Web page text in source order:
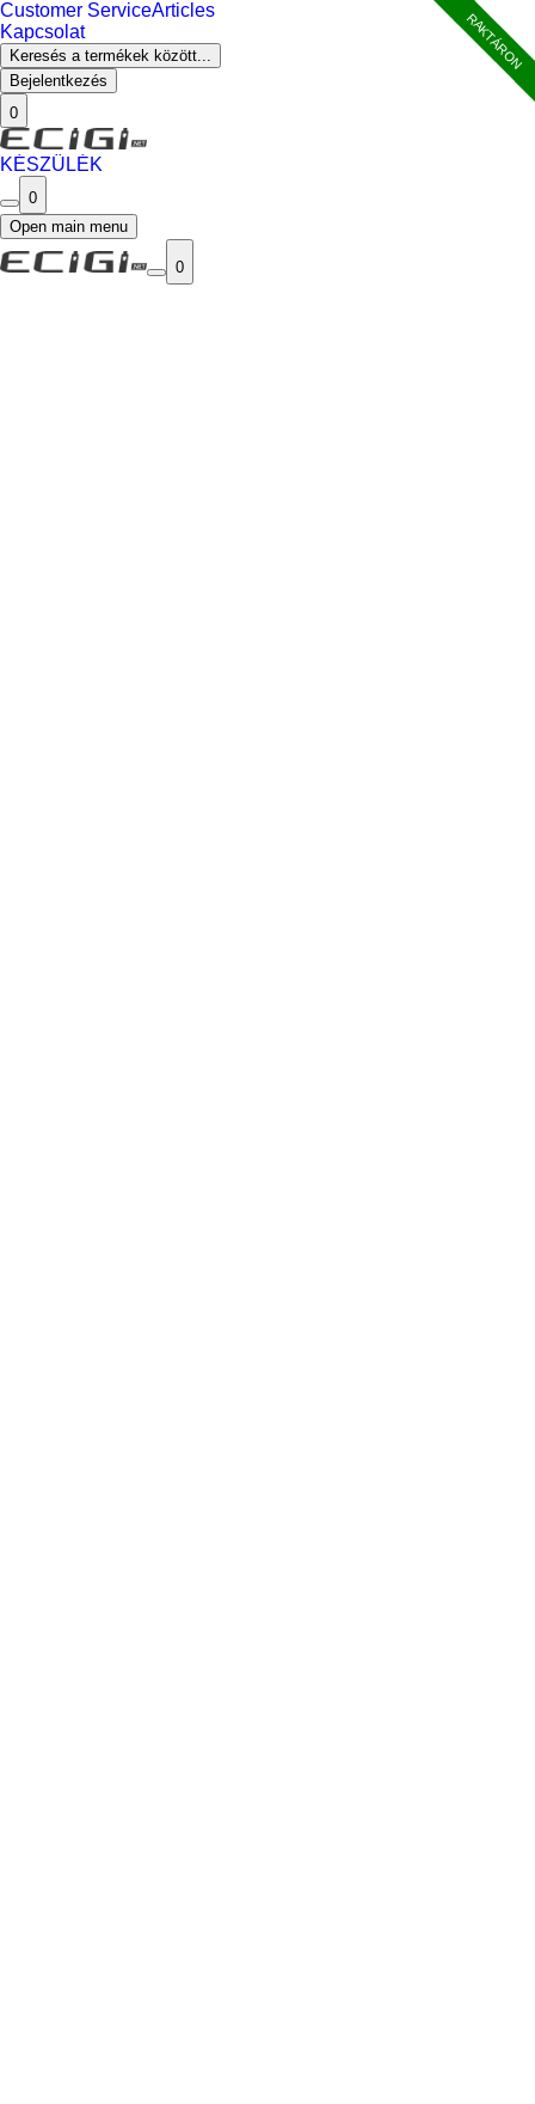
Customer ServiceArticles
Kapcsolat
Keresés a termékek között...
Bejelentkezés
0
KÉSZÜLÉK
0
Open main menu
0
RAKTÁRON